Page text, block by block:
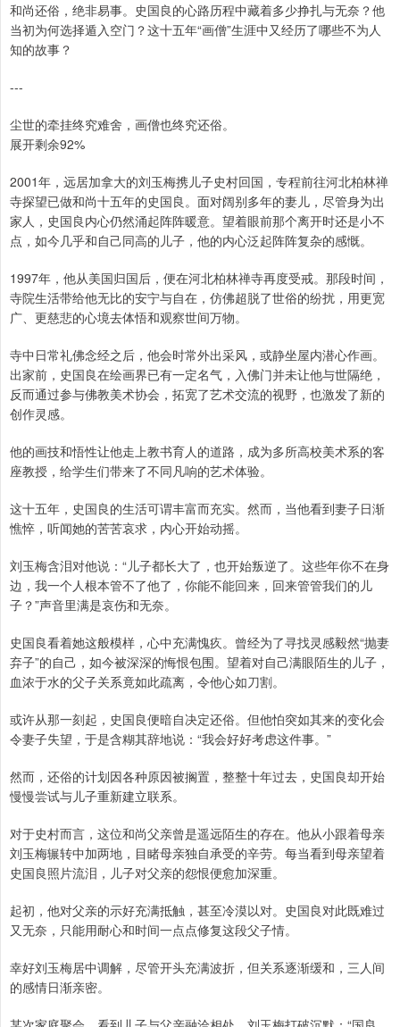
和尚还俗，绝非易事。史国良的心路历程中藏着多少挣扎与无奈？他
当初为何选择遁入空门？这十五年“画僧”生涯中又经历了哪些不为人
知的故事？
---
尘世的牵挂终究难舍，画僧也终究还俗。
展开剩余92%
2001年，远居加拿大的刘玉梅携儿子史村回国，专程前往河北柏林禅
寺探望已做和尚十五年的史国良。面对阔别多年的妻儿，尽管身为出
家人，史国良内心仍然涌起阵阵暖意。望着眼前那个离开时还是小不
点，如今几乎和自己同高的儿子，他的内心泛起阵阵复杂的感慨。
1997年，他从美国归国后，便在河北柏林禅寺再度受戒。那段时间，
寺院生活带给他无比的安宁与自在，仿佛超脱了世俗的纷扰，用更宽
广、更慈悲的心境去体悟和观察世间万物。
寺中日常礼佛念经之后，他会时常外出采风，或静坐屋内潜心作画。
出家前，史国良在绘画界已有一定名气，入佛门并未让他与世隔绝，
反而通过参与佛教美术协会，拓宽了艺术交流的视野，也激发了新的
创作灵感。
他的画技和悟性让他走上教书育人的道路，成为多所高校美术系的客
座教授，给学生们带来了不同凡响的艺术体验。
这十五年，史国良的生活可谓丰富而充实。然而，当他看到妻子日渐
憔悴，听闻她的苦苦哀求，内心开始动摇。
刘玉梅含泪对他说：“儿子都长大了，也开始叛逆了。这些年你不在身
边，我一个人根本管不了他了，你能不能回来，回来管管我们的儿
子？”声音里满是哀伤和无奈。
史国良看着她这般模样，心中充满愧疚。曾经为了寻找灵感毅然“抛妻
弃子”的自己，如今被深深的悔恨包围。望着对自己满眼陌生的儿子，
血浓于水的父子关系竟如此疏离，令他心如刀割。
或许从那一刻起，史国良便暗自决定还俗。但他怕突如其来的变化会
令妻子失望，于是含糊其辞地说：“我会好好考虑这件事。”
然而，还俗的计划因各种原因被搁置，整整十年过去，史国良却开始
慢慢尝试与儿子重新建立联系。
对于史村而言，这位和尚父亲曾是遥远陌生的存在。他从小跟着母亲
刘玉梅辗转中加两地，目睹母亲独自承受的辛劳。每当看到母亲望着
史国良照片流泪，儿子对父亲的怨恨便愈加深重。
起初，他对父亲的示好充满抵触，甚至冷漠以对。史国良对此既难过
又无奈，只能用耐心和时间一点点修复这段父子情。
幸好刘玉梅居中调解，尽管开头充满波折，但关系逐渐缓和，三人间
的感情日渐亲密。